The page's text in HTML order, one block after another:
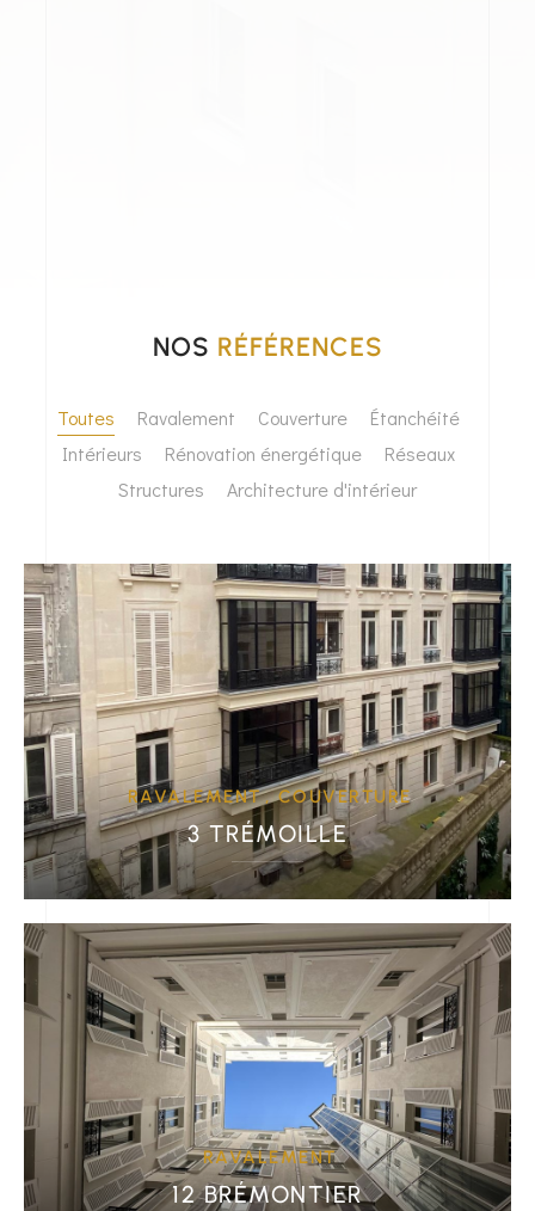
NOS RÉFÉRENCES
Toutes Ravalement Couverture
Étanchéité
Intérieurs
Rénovation énergétique
Réseaux
Structures
Architecture d'intérieur
RAVALEMENT COUVERTURE
3 TRÉMOILLE
RAVALEMENT
12 BRÉMONTIER